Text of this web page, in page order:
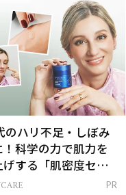
のハリ不足・しぼみ
！科学の力で肌力を
げする「肌密度セラ
PR